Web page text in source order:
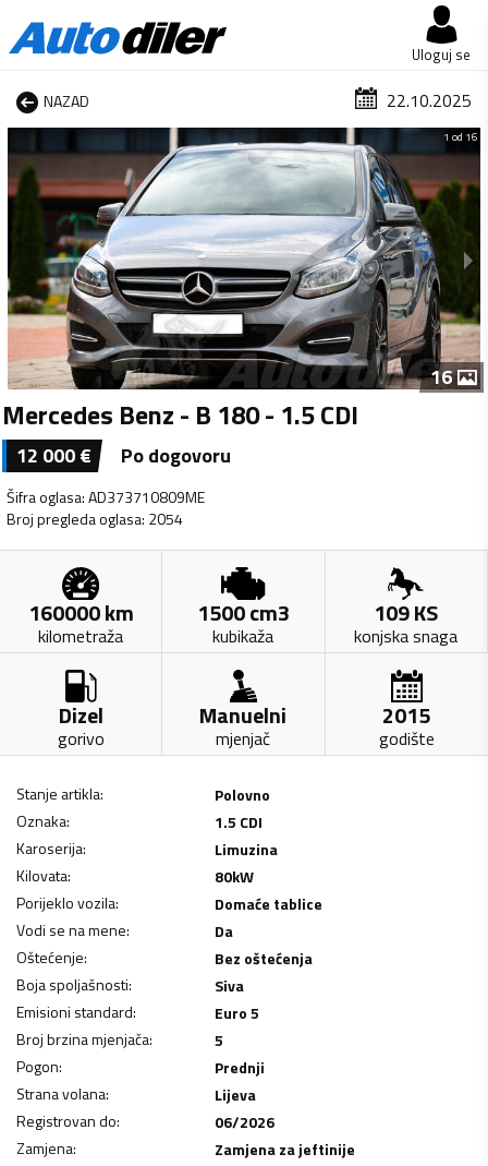
Uloguj se
NAZAD 22.10.2025
1 od 16
16
Mercedes Benz - B 180 - 1.5 CDI
12 000€ Po dogovoru
Šifra oglasa:AD373710809ME
Broj pregleda oglasa: 2054
160000km
kilometraža
1500cm3
kubikaža
109KS
konjska snaga
Dizel
gorivo
Manuelni
mjenjač
2015
godište
Stanje artikla:
Polovno
Oznaka:
1.5 CDI
Karoserija:
Limuzina
Kilovata: 80kW
Porijeklo vozila:
Domaće tablice
Vodi se na mene:
Da
Oštećenje:
Bez oštećenja
Boja spoljašnosti:
Siva
Emisioni standard:
Euro 5
Broj brzina mjenjača:
5
Pogon:
Prednji
Strana volana:
Lijeva
Registrovan do:
06/2026
Zamjena: Zamjena za jeftinije